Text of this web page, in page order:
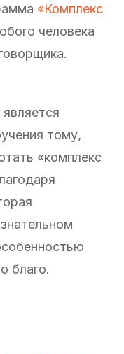
«Комплекс
человека
тому,
«комплекс
благо.